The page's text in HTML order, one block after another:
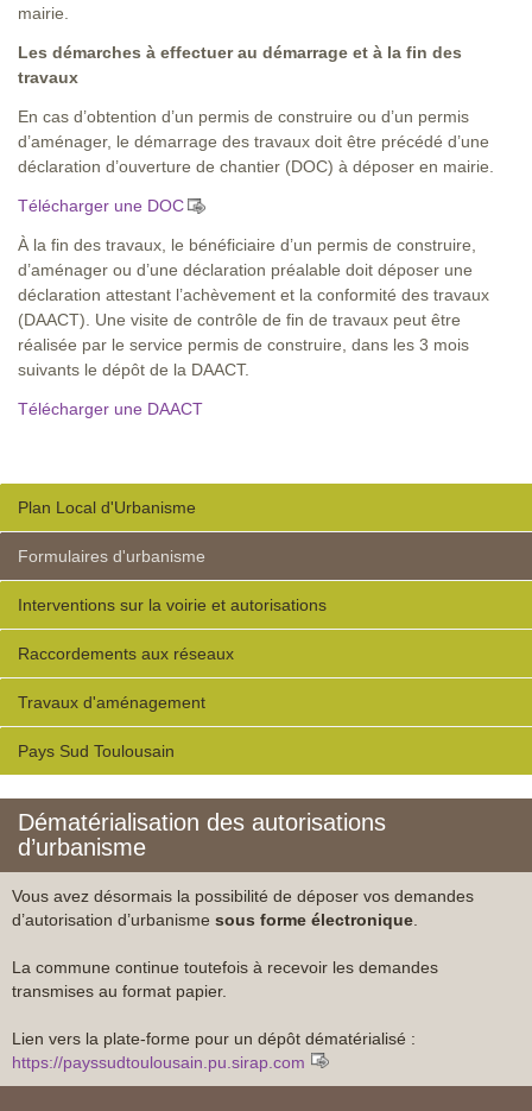
mairie.
Les démarches à effectuer au démarrage et à la fin des
travaux
En cas d’obtention d’un permis de construire ou d’un permis
d’aménager, le démarrage des travaux doit être précédé d’une
déclaration d’ouverture de chantier (DOC) à déposer en mairie.
Télécharger une DOC
À la fin des travaux, le bénéficiaire d’un permis de construire,
d’aménager ou d’une déclaration préalable doit déposer une
déclaration attestant l’achèvement et la conformité des travaux
(DAACT). Une visite de contrôle de fin de travaux peut être
réalisée par le service permis de construire, dans les 3 mois
suivants le dépôt de la DAACT.
Télécharger une DAACT
Plan Local d'Urbanisme
Formulaires d'urbanisme
Interventions sur la voirie et autorisations
Raccordements aux réseaux
Travaux d'aménagement
Pays Sud Toulousain
Dématérialisation des autorisations
d’urbanisme
Vous avez désormais la possibilité de déposer vos demandes
d’autorisation d’urbanisme sous forme électronique.
La commune continue toutefois à recevoir les demandes
transmises au format papier.
Lien vers la plate-forme pour un dépôt dématérialisé :
https://payssudtoulousain.pu.sirap.com